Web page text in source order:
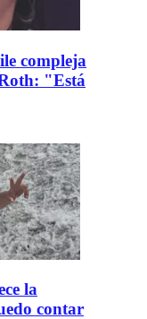
compleja
"Está
la
contar